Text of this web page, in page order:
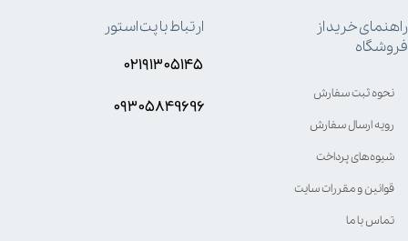
راهنمای خرید از
فروشگاه
نحوه ثبت سفارش
رویه ارسال سفارش
شیوه‌های پرداخت
قوانین و مقررات سایت
تماس با ما
ارتباط با پت استور
۰۲۱۹۱۳۰۵۱۴۵
۰۹۳۰۵8۴9696